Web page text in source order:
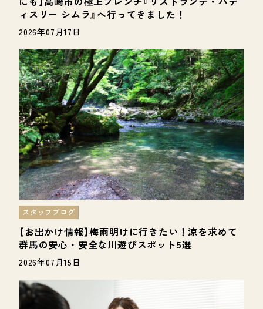
ィスリー シムラ』へ行ってきました！
2026年07月17日
【お出かけ情報】梅雨明けに行きたい！涼を求めて
群馬の安心・安全な川遊びスポット5選
スタッフブログ
2026年07月15日